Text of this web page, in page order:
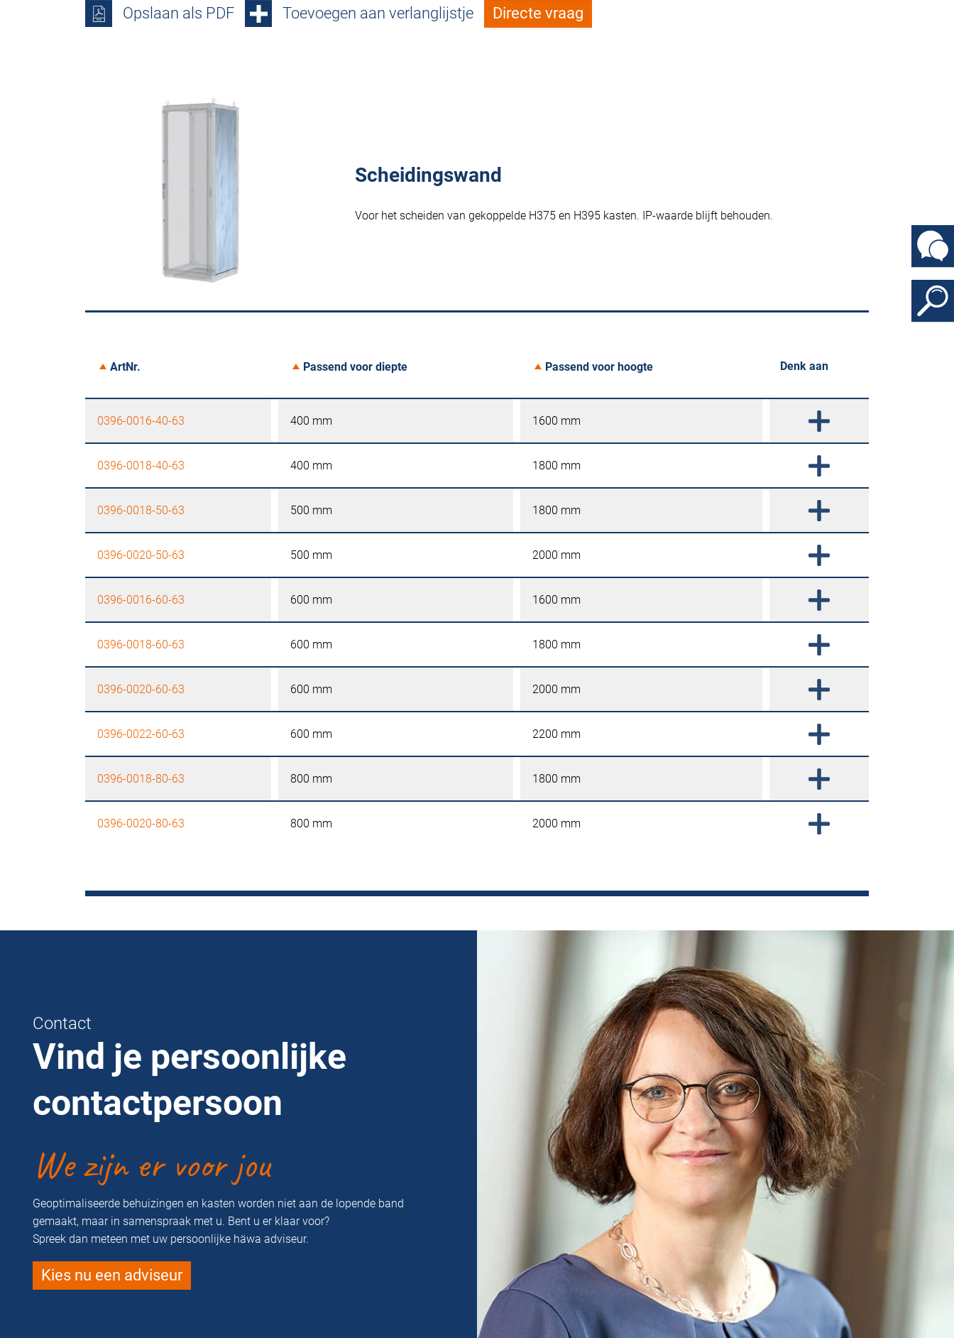
Opslaan als PDF Toevoegen aan verlanglijstje Directe vraag
Scheidingswand
Voor het scheiden van gekoppelde H375 en H395 kasten. IP-waarde blijft behouden.
ArtNr. Passend voor diepte Passend voor hoogte Denk aan
0396-0016-40-63 400 mm 1600 mm
0396-0018-40-63 400 mm 1800 mm
0396-0018-50-63 500 mm 1800 mm
0396-0020-50-63 500 mm 2000 mm
0396-0016-60-63 600 mm 1600 mm
0396-0018-60-63 600 mm 1800 mm
0396-0020-60-63 600 mm 2000 mm
0396-0022-60-63 600 mm 2200 mm
0396-0018-80-63 800 mm 1800 mm
0396-0020-80-63 800 mm 2000 mm
Contact
Vind je persoonlijke
contactpersoon
We zijn er voor jou
Geoptimaliseerde behuizingen en kasten worden niet aan de lopende band
gemaakt, maar in samenspraak met u. Bent u er klaar voor?
Spreek dan meteen met uw persoonlijke häwa adviseur.
Kies nu een adviseur